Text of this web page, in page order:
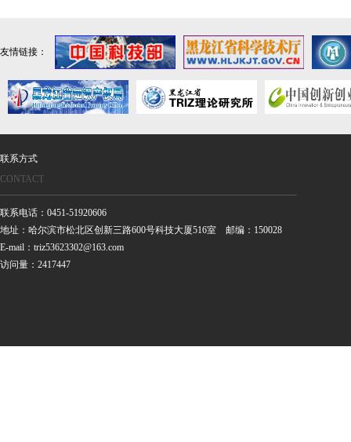
友情链接：
联系方式
CONTACT
联系电话：0451-51920606
地址：哈尔滨市松北区创新三路600号科技大厦516室 邮编：150028
E-mail：triz53623302@163.com
访问量：2417447